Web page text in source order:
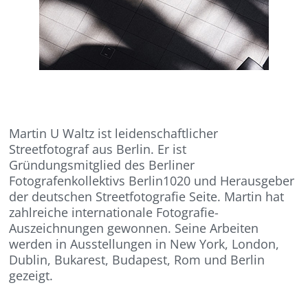
Martin U Waltz ist leidenschaftlicher
Streetfotograf aus Berlin. Er ist
Gründungsmitglied des Berliner
Fotografenkollektivs Berlin1020 und Herausgeber
der deutschen Streetfotografie Seite. Martin hat
zahlreiche internationale Fotografie-
Auszeichnungen gewonnen. Seine Arbeiten
werden in Ausstellungen in New York, London,
Dublin, Bukarest, Budapest, Rom und Berlin
gezeigt.